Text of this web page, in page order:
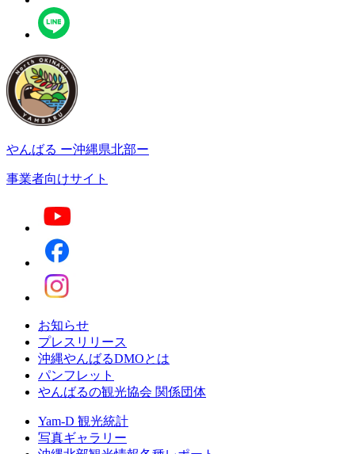
やんばる ー沖縄県北部ー
事業者向けサイト
お知らせ
プレスリリース
沖縄やんばるDMOとは
パンフレット
やんばるの観光協会 関係団体
Yam-D 観光統計
写真ギャラリー